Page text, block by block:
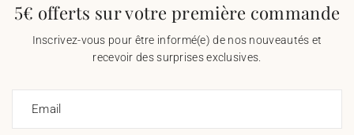
5€ offerts sur votre première commande
Inscrivez-vous pour être informé(e) de nos nouveautés et
recevoir des surprises exclusives.
Email